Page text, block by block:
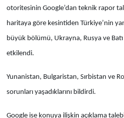
otoritesinin Google’dan teknik rapor
haritaya göre kesintiden Türkiye’nin
büyük bölümü, Ukrayna, Rusya ve Batı
etkilendi.
Yunanistan, Bulgaristan, Sırbistan ve
sorunları yaşadıklarını bildirdi.
Google ise konuya ilişkin açıklama